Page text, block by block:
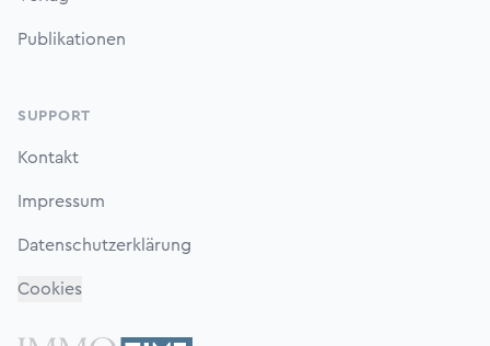
Publikationen
SUPPORT
Kontakt
Impressum
Datenschutzerklärung
Cookies